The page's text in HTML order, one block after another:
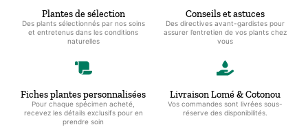
Express
d'occasion
tasses
Plantes de sélection
Des plants sélectionnés par nos soins
et entretenus dans les conditions
naturelles
Conseils et astuces
Des directives avant-gardistes pour
assurer l’entretien de vos plants chez
vous
Fiches plantes personnalisées
Pour chaque spécimen acheté,
recevez les détails exclusifs pour en
prendre soin
Livraison Lomé & Cotonou
Vos commandes sont livrées sous-
réserve des disponibilités.